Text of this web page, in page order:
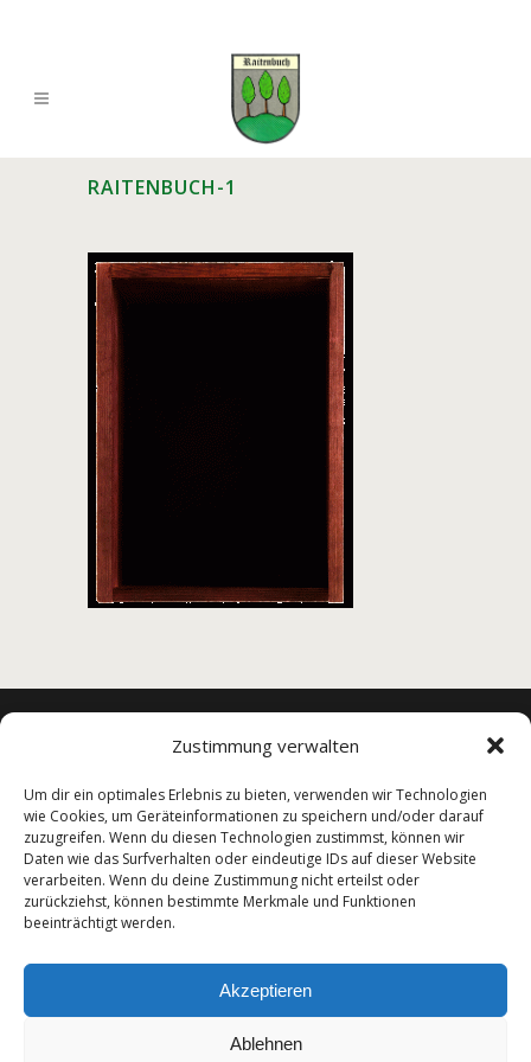
Zustimmung verwalten
Um dir ein optimales Erlebnis zu bieten, verwenden wir Technologien
wie Cookies, um Geräteinformationen zu speichern und/oder darauf
zuzugreifen. Wenn du diesen Technologien zustimmst, können wir
Daten wie das Surfverhalten oder eindeutige IDs auf dieser Website
verarbeiten. Wenn du deine Zustimmung nicht erteilst oder
zurückziehst, können bestimmte Merkmale und Funktionen
beeinträchtigt werden.
Akzeptieren
Ablehnen
RAITENBUCH-1
© Lenzkirch-Raitenbuch 2025
IMPRESSUM
DATENSCHUTZERKLÄRUNG
Mit ♥ gemachtAlexander Schräder